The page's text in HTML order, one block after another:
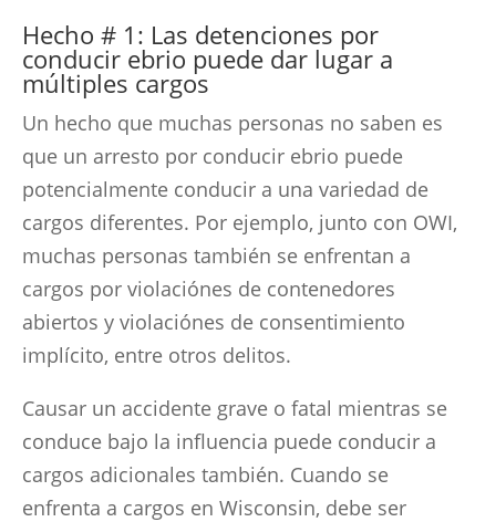
Hecho # 1: Las detenciones por
conducir ebrio puede dar lugar a
múltiples cargos
Un hecho que muchas personas no saben es
que un arresto por conducir ebrio puede
potencialmente conducir a una variedad de
cargos diferentes. Por ejemplo, junto con OWI,
muchas personas también se enfrentan a
cargos por violaciónes de contenedores
abiertos y violaciónes de consentimiento
implícito, entre otros delitos.
Causar un accidente grave o fatal mientras se
conduce bajo la influencia puede conducir a
cargos adicionales también. Cuando se
enfrenta a cargos en Wisconsin, debe ser